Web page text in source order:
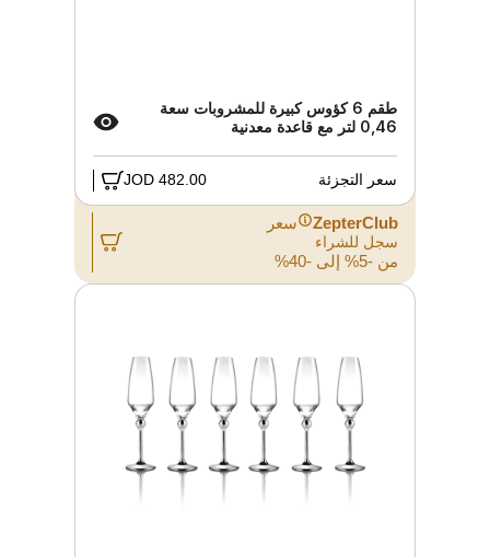
طقم 6 كؤوس كبيرة للمشروبات سعة
0,46 لتر مع قاعدة معدنية
سعر التجزئة 482.00 JOD
ZepterClub سعر
سجل للشراء
من -5% إلى -40%